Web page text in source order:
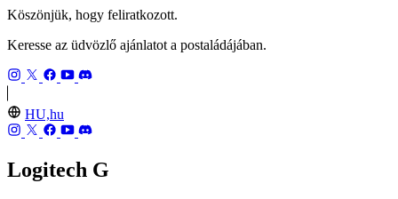
Köszönjük, hogy feliratkozott.
Keresse az üdvözlő ajánlatot a postaládájában.
HU,hu
Logitech G